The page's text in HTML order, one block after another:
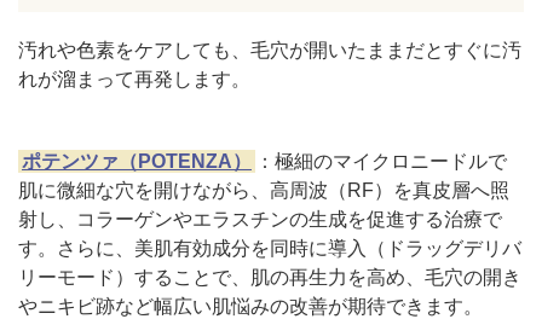
汚れや色素をケアしても、毛穴が開いたままだとすぐに汚
れが溜まって再発します。
ポテンツァ（POTENZA）
：極細のマイクロニードルで
肌に微細な穴を開けながら、高周波（RF）を真皮層へ照
射し、コラーゲンやエラスチンの生成を促進する治療で
す。さらに、美肌有効成分を同時に導入（ドラッグデリバ
リーモード）することで、肌の再生力を高め、毛穴の開き
やニキビ跡など幅広い肌悩みの改善が期待できます。